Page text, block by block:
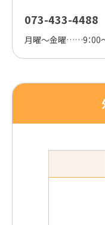
073-433-4488
月曜～金曜……9：00